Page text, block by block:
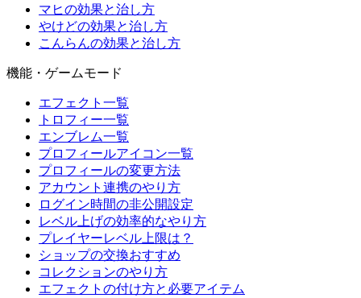
マヒの効果と治し方
やけどの効果と治し方
こんらんの効果と治し方
機能・ゲームモード
エフェクト一覧
トロフィー一覧
エンブレム一覧
プロフィールアイコン一覧
プロフィールの変更方法
アカウント連携のやり方
ログイン時間の非公開設定
レベル上げの効率的なやり方
プレイヤーレベル上限は？
ショップの交換おすすめ
コレクションのやり方
エフェクトの付け方と必要アイテム